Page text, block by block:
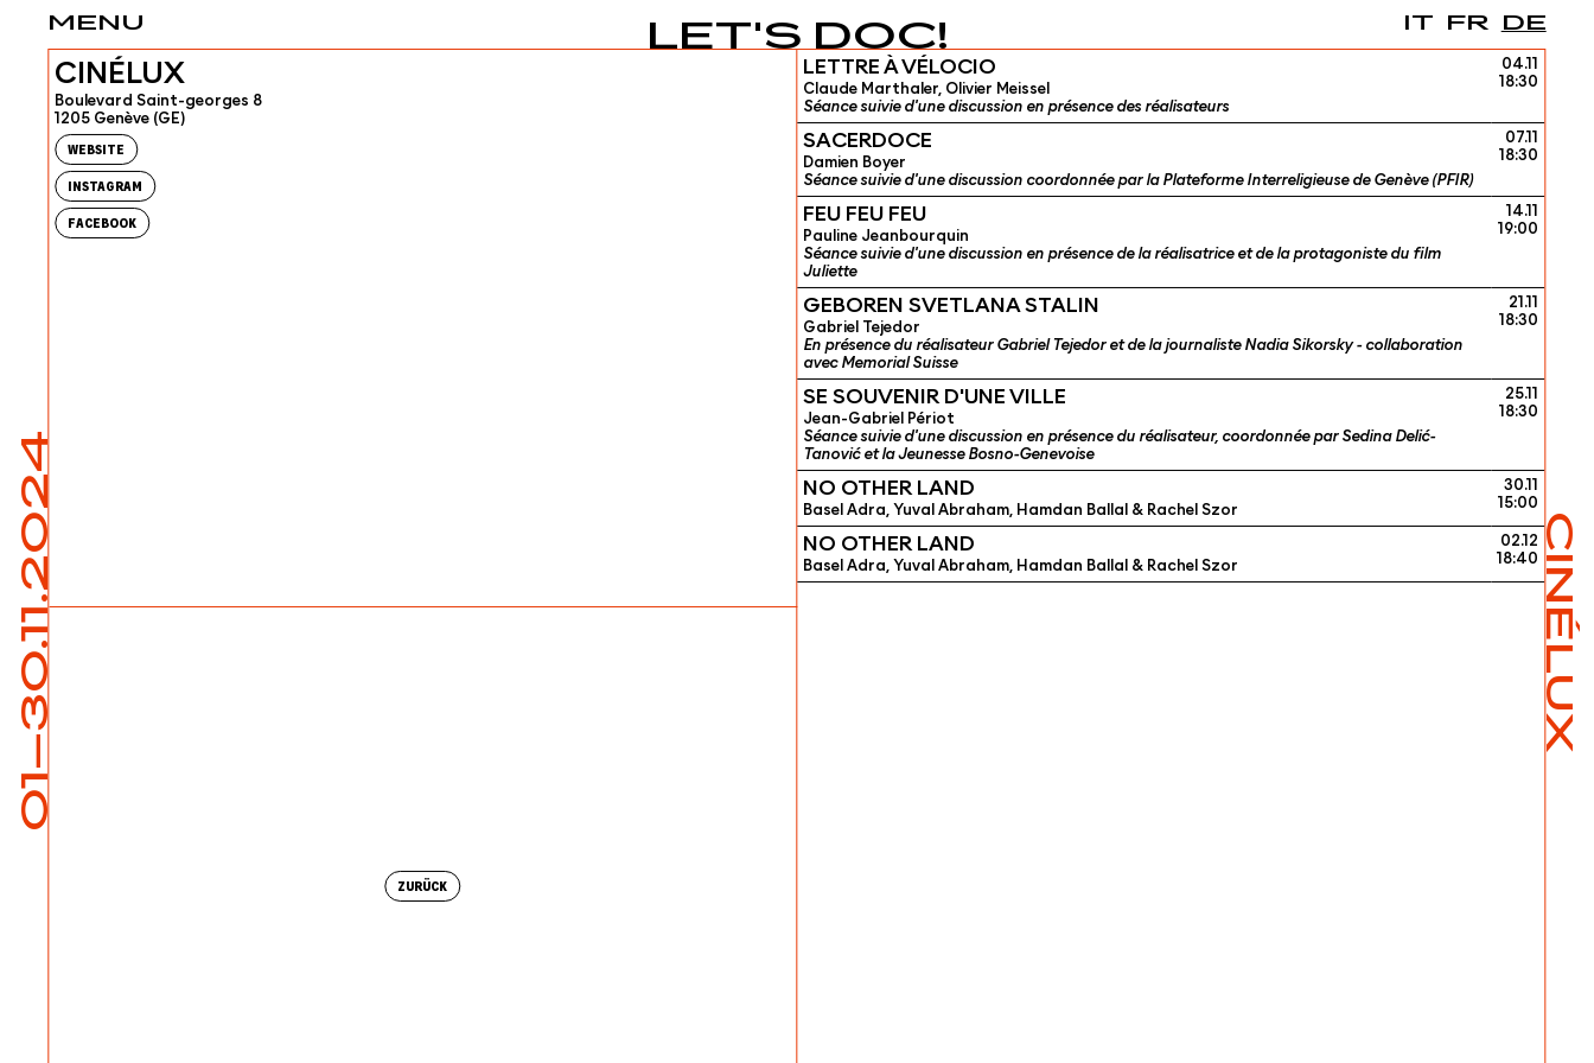
01—30.11.2024 CINÉLUX
DE
FR
IT
MENU LET'S DOC!
CINÉLUX
Boulevard Saint-georges 8
1205 Genève (GE)
WEBSITE
INSTAGRAM
FACEBOOK
ZURÜCK
LETTRE À VÉLOCIO
Claude Marthaler, Olivier Meissel
Séance suivie d'une discussion en présence des réalisateurs
04.11
18:30
SACERDOCE
Damien Boyer
Séance suivie d'une discussion coordonnée par la Plateforme Interreligieuse de Genève (PFIR)
07.11
18:30
FEU FEU FEU
Pauline Jeanbourquin
Séance suivie d'une discussion en présence de la réalisatrice et de la protagoniste du film
Juliette
14.11
19:00
GEBOREN SVETLANA STALIN
Gabriel Tejedor
En présence du réalisateur Gabriel Tejedor et de la journaliste Nadia Sikorsky - collaboration
avec Memorial Suisse
21.11
18:30
SE SOUVENIR D'UNE VILLE
Jean-Gabriel Périot
Séance suivie d'une discussion en présence du réalisateur, coordonnée par Sedina Delić-
Tanović et la Jeunesse Bosno-Genevoise
25.11
18:30
NO OTHER LAND
Basel Adra, Yuval Abraham, Hamdan Ballal & Rachel Szor
30.11
15:00
NO OTHER LAND
Basel Adra, Yuval Abraham, Hamdan Ballal & Rachel Szor
02.12
18:40